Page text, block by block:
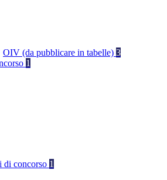
OIV (da pubblicare in tabelle) 3
1
di concorso 1